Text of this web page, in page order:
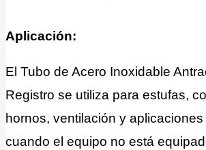
Aplicación:
El Tubo de Acero Inoxidable
Registro se utiliza para estufas,
hornos, ventilación y
cuando el equipo no está